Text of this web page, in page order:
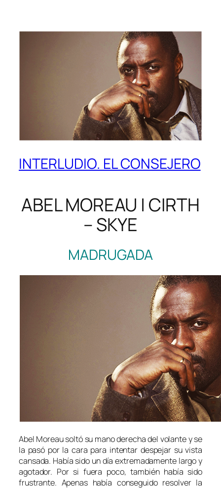
INTERLUDIO. EL CONSEJERO
ABEL MOREAU | CIRTH
– SKYE
MADRUGADA
Abel Moreau soltó su mano derecha del volante y se
la pasó por la cara para intentar despejar su vista
cansada. Había sido un día extremadamente largo y
agotador. Por si fuera poco, también había sido
frustrante. Apenas había conseguido resolver la